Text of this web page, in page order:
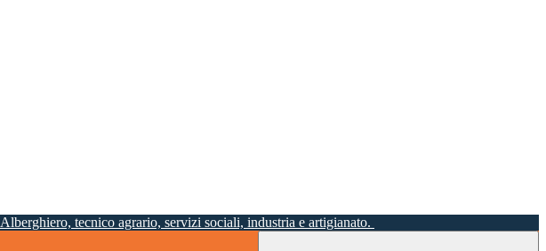
Alberghiero, tecnico agrario, servizi sociali, industria e artigianato.